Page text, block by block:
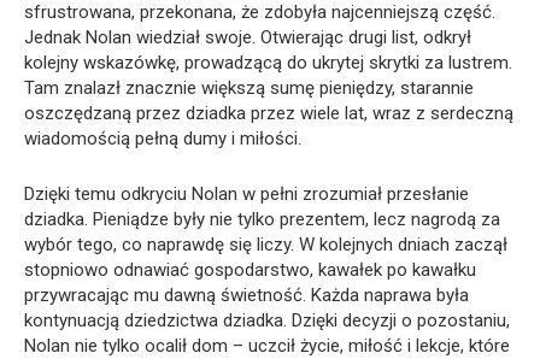
sfrustrowana, przekonana, że zdobyła najcenniejszą część.
Jednak Nolan wiedział swoje. Otwierając drugi list, odkrył
kolejny wskazówkę, prowadzącą do ukrytej skrytki za lustrem.
Tam znalazł znacznie większą sumę pieniędzy, starannie
oszczędzaną przez dziadka przez wiele lat, wraz z serdeczną
wiadomością pełną dumy i miłości.
Dzięki temu odkryciu Nolan w pełni zrozumiał przesłanie
dziadka. Pieniądze były nie tylko prezentem, lecz nagrodą za
wybór tego, co naprawdę się liczy. W kolejnych dniach zaczął
stopniowo odnawiać gospodarstwo, kawałek po kawałku
przywracając mu dawną świetność. Każda naprawa była
kontynuacją dziedzictwa dziadka. Dzięki decyzji o pozostaniu,
Nolan nie tylko ocalił dom – uczcił życie, miłość i lekcje, które